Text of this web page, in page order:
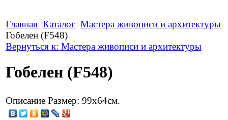
Главная Каталог Мастера живописи и архитектуры
Гобелен (F548)
Вернуться к: Мастера живописи и архитектуры
Гобелен (F548)
Описание Размер: 99х64см.